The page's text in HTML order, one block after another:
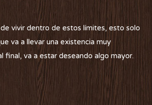
vivir dentro de estos límites, esto solo
va a llevar una existencia muy
final, va a estar deseando algo mayor.